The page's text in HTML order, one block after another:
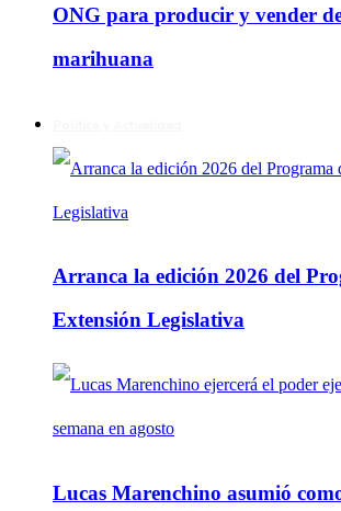
ONG para producir y vender
marihuana
Arranca la edición 2026 del
Extensión Legislativa
Lucas Marenchino asumió